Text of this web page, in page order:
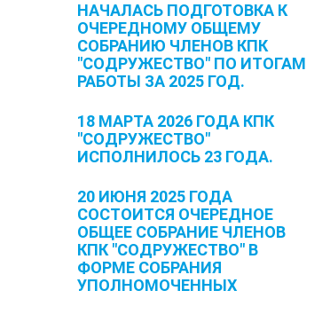
НАЧАЛАСЬ ПОДГОТОВКА К
ОЧЕРЕДНОМУ ОБЩЕМУ
СОБРАНИЮ ЧЛЕНОВ КПК
"СОДРУЖЕСТВО" ПО ИТОГАМ
РАБОТЫ ЗА 2025 ГОД.
18 МАРТА 2026 ГОДА КПК
"СОДРУЖЕСТВО"
ИСПОЛНИЛОСЬ 23 ГОДА.
20 ИЮНЯ 2025 ГОДА
СОСТОИТСЯ ОЧЕРЕДНОЕ
ОБЩЕЕ СОБРАНИЕ ЧЛЕНОВ
КПК "СОДРУЖЕСТВО" В
ФОРМЕ СОБРАНИЯ
УПОЛНОМОЧЕННЫХ